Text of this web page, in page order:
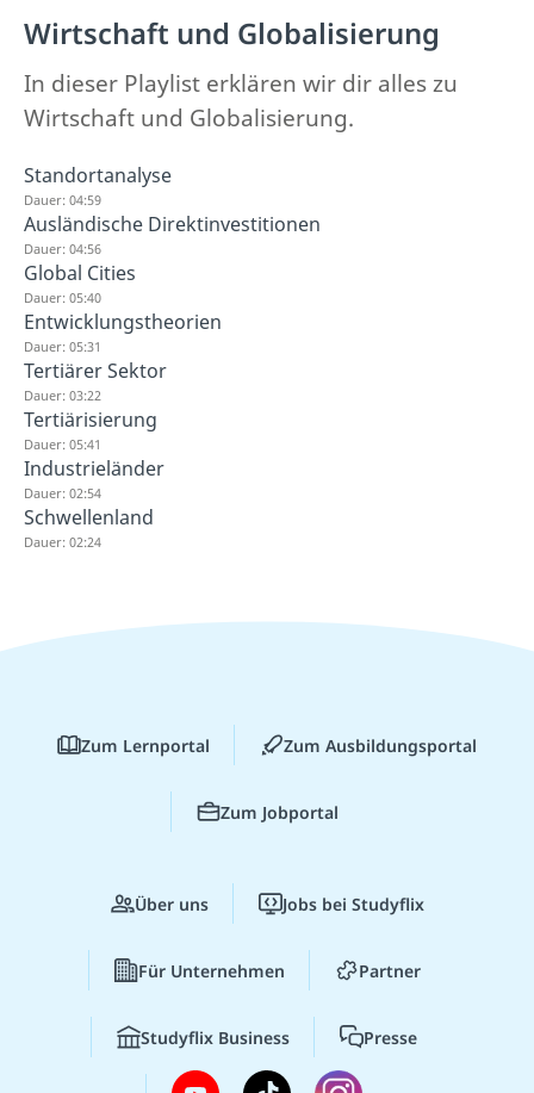
Wirtschaft und Globalisierung
In dieser Playlist erklären wir dir alles zu
Wirtschaft und Globalisierung.
Standortanalyse
Dauer: 04:59
Ausländische Direktinvestitionen
Dauer: 04:56
Global Cities
Dauer: 05:40
Entwicklungstheorien
Dauer: 05:31
Tertiärer Sektor
Dauer: 03:22
Tertiärisierung
Dauer: 05:41
Industrieländer
Dauer: 02:54
Schwellenland
Dauer: 02:24
Zum Lernportal Zum Ausbildungsportal
Zum Jobportal
Über uns Jobs bei Studyflix
Für Unternehmen Partner
Studyflix Business Presse